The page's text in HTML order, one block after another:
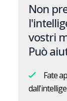
Non
vostri
Può
Fate